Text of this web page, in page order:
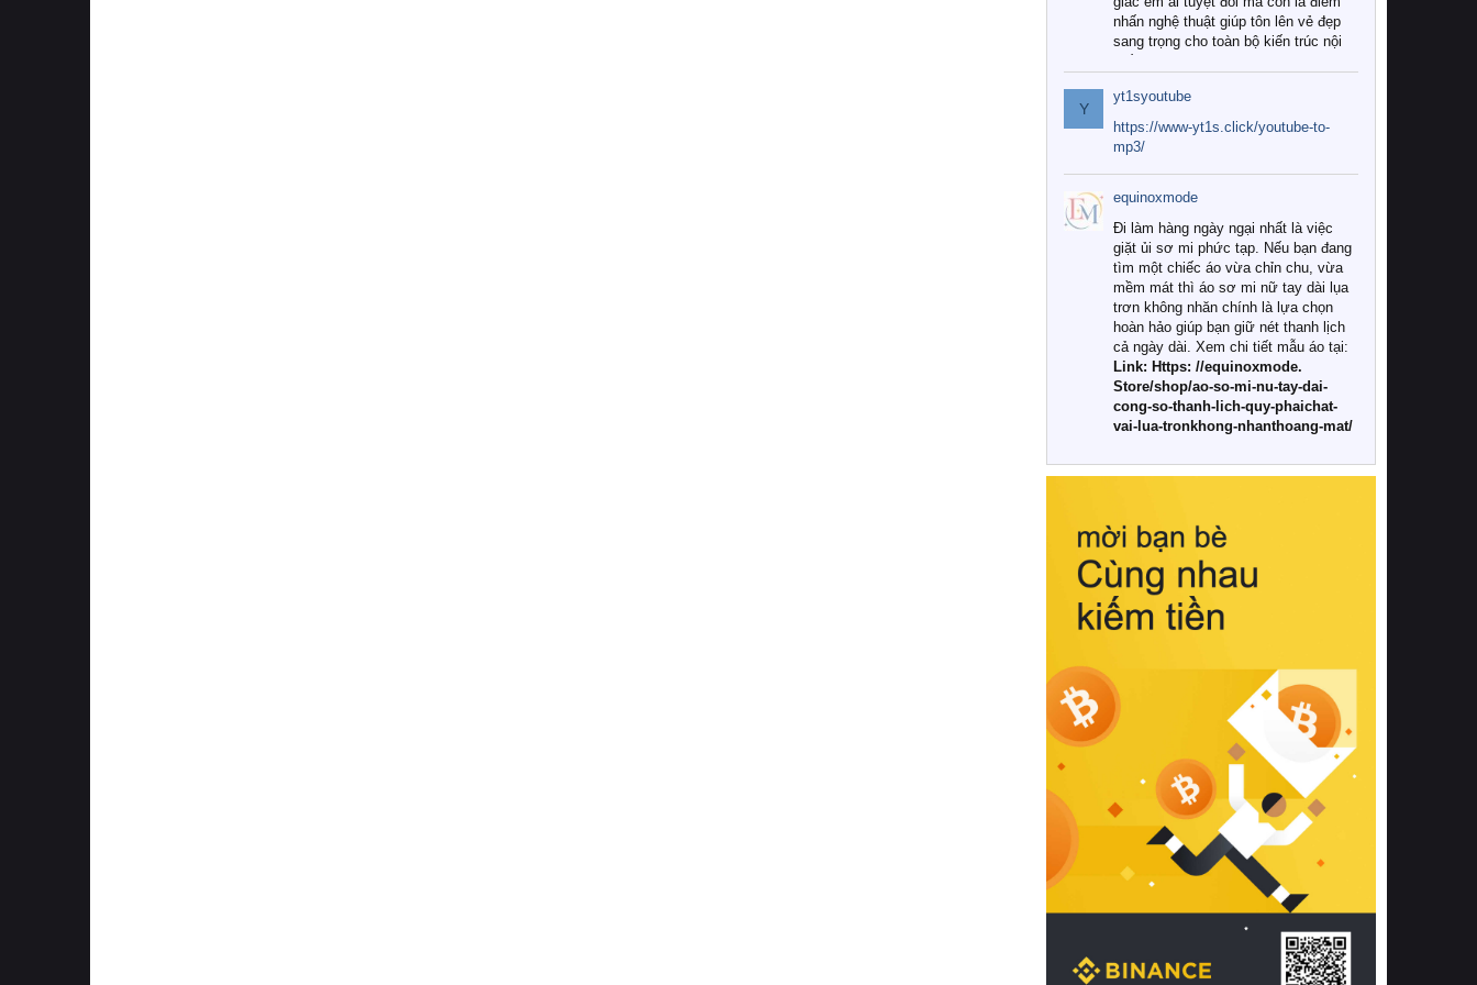
nhấn nghệ thuật giúp tôn lên vẻ đẹp
sang trọng cho toàn bộ kiến trúc nội
Tuy nhiên, giữa thị trường đa dạng
với vô vàn thương hiệu và mẫu mã
như hiện nay, làm thế nào để chọn
được những bộ chăn ga gối đệm cao
cấp thực sự chất lượng, phù hợp với
khí hậu và nhu cầu sử dụng của gia
đình? Hãy cùng chúng tôi đi tìm lời
giải đáp chi tiết qua bài viết dưới đây.
1. Tại sao các gia đình hiện đại lại ưa
chuộng chăn ga gối đệm cao cấp?
Khác với các dòng sản phẩm thông
thường, những bộ chăn ga gối đệm
cao cấp trải qua quy trình sản xuất
nghiêm ngặt từ khâu chọn lọc nguyên
liệu tự nhiên đến công nghệ dệt
nhuộm hiện đại không chứa hóa chất
này, bạn sẽ cảm nhận rõ rệt sự khác
hồi chuẩn xác của phần đệm nâng đỡ
cột sống.
Bên cạnh đó, việc lựa chọn các dòng
sản phẩm đạt chuẩn chất lượng quốc
tế còn giúp ngăn ngừa tình trạng kích
khuẩn và nấm mốc trong điều kiện
thời tiết nóng ẩm. Bạn có thể tìm hiểu
thêm các nghiên cứu khoa học về tác
động của giấc ngủ và môi trường
phòng ngủ đối với sức khỏe con
người tại Sleep Foundation (External
Link) để có cái nhìn toàn diện hơn.
2. Các tiêu chí vàng khi lựa chọn
chăn ga gối đệm cao cấp cho phòng
ngủ
Để sở hữu một bộ chăn ga gối đệm
cao cấp hoàn hảo cả về thẩm mỹ lẫn
công năng, người tiêu dùng cần cân
nhắc kỹ lưỡng các tiêu chí quan trọng
Y
yt1syoutube
https://www-yt1s.click/youtube-to-
mp3/
equinoxmode
Đi làm hàng ngày ngại nhất là việc
giặt ủi sơ mi phức tạp. Nếu bạn đang
tìm một chiếc áo vừa chỉn chu, vừa
mềm mát thì áo sơ mi nữ tay dài lụa
trơn không nhăn chính là lựa chọn
hoàn hảo giúp bạn giữ nét thanh lịch
cả ngày dài. Xem chi tiết mẫu áo tại:
Link: Https: //equinoxmode.
Store/shop/ao-so-mi-nu-tay-dai-
cong-so-thanh-lich-quy-phaichat-
vai-lua-tronkhong-nhanthoang-mat/